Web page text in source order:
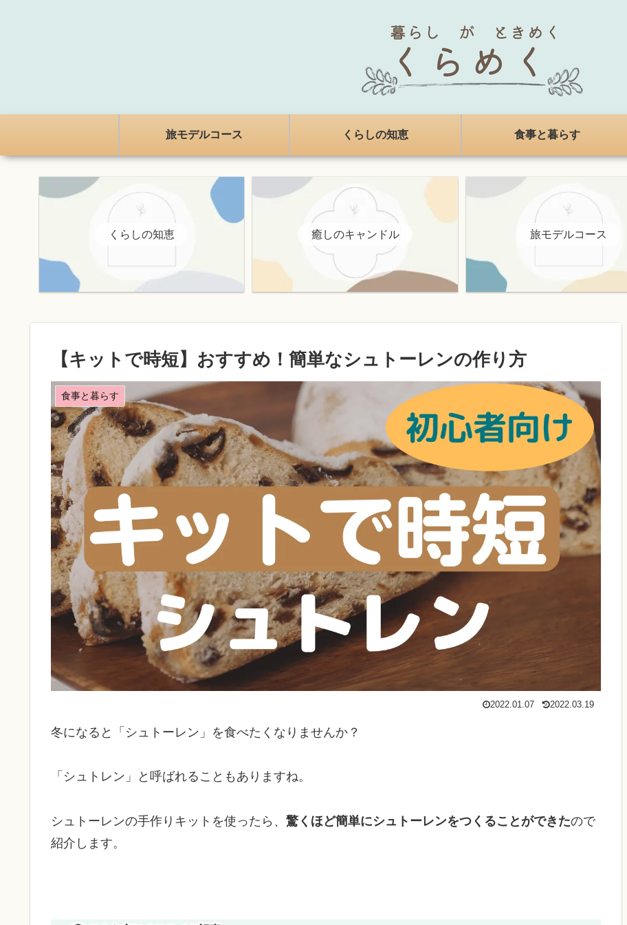
旅モデルコース くらしの知恵 食事と暮らす
くらしの知恵 癒しのキャンドル 旅モデルコース
【キットで時短】おすすめ！簡単なシュトーレンの作り方
食事と暮らす
2022.01.07 2022.03.19
冬になると「シュトーレン」を食べたくなりませんか？
「シュトレン」と呼ばれることもありますね。
シュトーレンの手作りキットを使ったら、 驚くほど簡単にシュトーレンをつくることができたので
紹介します。